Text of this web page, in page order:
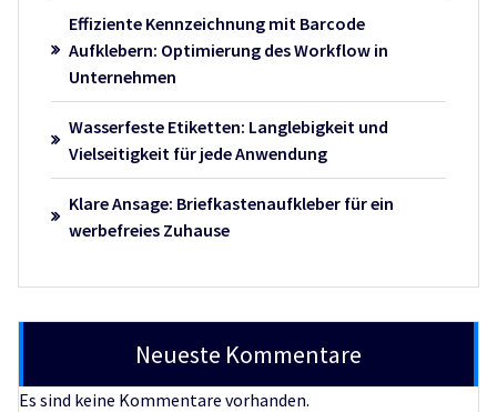
Effiziente Kennzeichnung mit Barcode
Aufklebern: Optimierung des Workflow in
Unternehmen
Wasserfeste Etiketten: Langlebigkeit und
Vielseitigkeit für jede Anwendung
Klare Ansage: Briefkastenaufkleber für ein
werbefreies Zuhause
Neueste Kommentare
Es sind keine Kommentare vorhanden.